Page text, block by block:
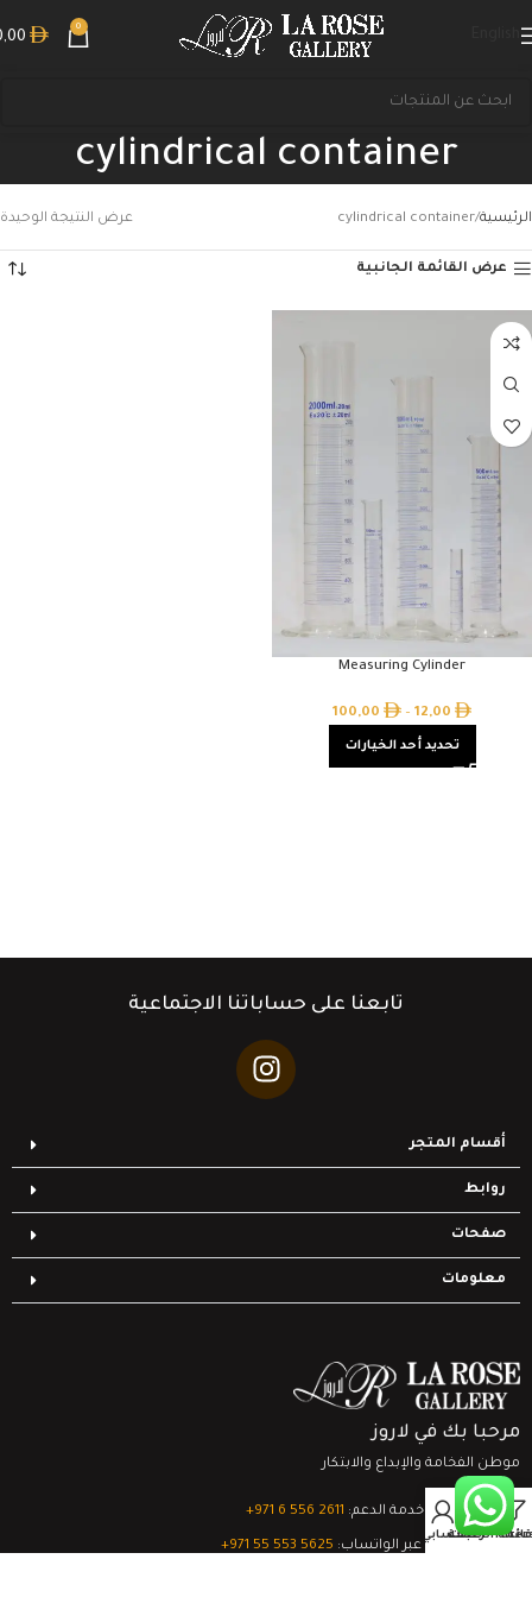
0
cylindrical container
الرئيسية cylindrical container عرض النتيجة الوحيدة
عرض القائمة الجانبية
Measuring Cylinder
12,00
–
100,00
تحديد أحد الخيارات
تابعنا على حساباتنا الاجتماعية
أقسام المتجر
روابط
صفحات
معلومات
مرحبا بك في لاروز
موطن الفخامة والإبداع والابتكار
تواصل مع خدمة الدعم: ‎+971 6 556 2611
الدعم الفني عبر الواتساب: ‎+971 55 553 5625
قائمة الرغبات
0
السلةحسابي